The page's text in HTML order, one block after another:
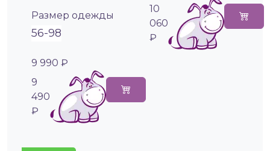
Размер одежды
56-98
9 990 ₽
9
490
₽
10
060
₽